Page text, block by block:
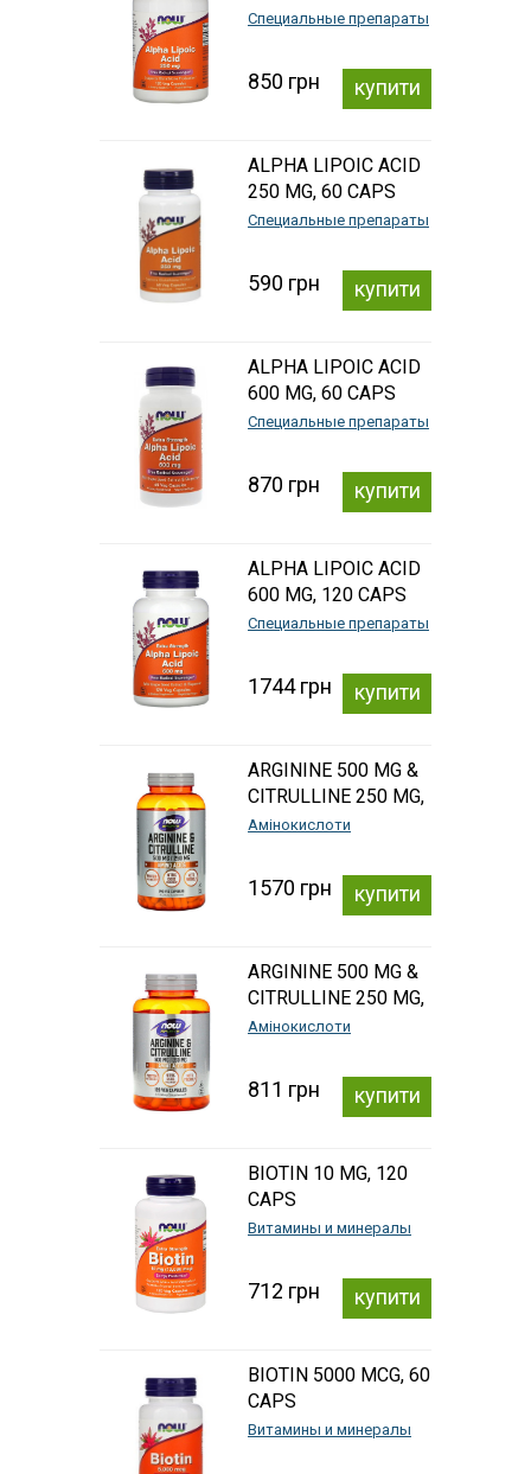
Специальные препараты
850 грн купити
ALPHA LIPOIC ACID
250 MG, 60 CAPS
Специальные препараты
590 грн купити
ALPHA LIPOIC ACID
600 MG, 60 CAPS
Специальные препараты
870 грн купити
ALPHA LIPOIC ACID
600 MG, 120 CAPS
Специальные препараты
1744 грн купити
ARGININE 500 MG &
CITRULLINE 250 MG,
240 CAPS
Амінокислоти
1570 грн купити
ARGININE 500 MG &
CITRULLINE 250 MG,
120 CAPS
Амінокислоти
811 грн купити
BIOTIN 10 MG, 120
CAPS
Витамины и минералы
712 грн купити
BIOTIN 5000 MCG, 60
CAPS
Витамины и минералы